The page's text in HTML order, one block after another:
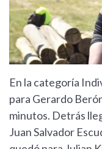
En la categoría
para Gerardo
minutos. Detrás
Juan Salvador